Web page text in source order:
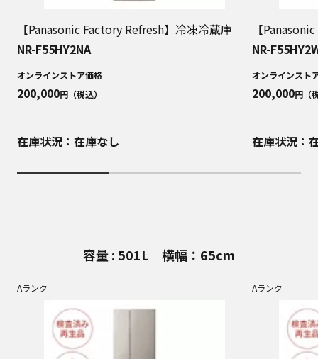
【Panasonic Factory Refresh】冷凍冷蔵庫
NR-F55HY2NA
オンラインストア価格
200,000円（税込）
在庫状況：在庫なし
【
NR-
オンラインスト
200,000円（
在庫状況：
容量 : 501L 横幅：65cm
Aランク Aランク